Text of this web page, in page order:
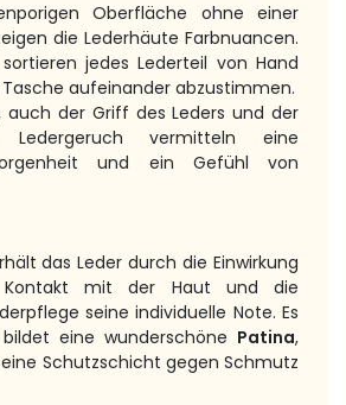
Oberfläche ohne einer
die Lederhäute Farbnuancen.
jedes Lederteil von Hand
aufeinander abzustimmen.
auch der Griff des Leders und der
Ledergeruch vermitteln eine
und ein Gefühl von
das Leder durch die Einwirkung
mit der Haut und die
seine individuelle Note. Es
eine wunderschöne Patina,
Schutzschicht gegen Schmutz